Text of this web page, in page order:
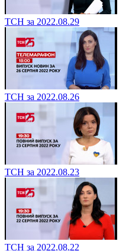
ТСН за 2022.08.29
ТСН за 2022.08.26
ТСН за 2022.08.23
ТСН за 2022.08.22